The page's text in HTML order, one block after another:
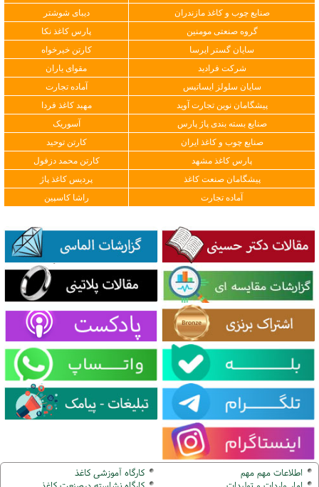
صنایع چوب و کاغذ مازندران
دیبای شوشتر
گروه صنعتی مومنین
پارس کاغذ نکا
سایان گستر ایرسا
کارتن خیرخواه
شرکت فرادید
مقوای یاران
سایان سلولز ایساتیس
آماده تجارت
پیشگامان نوین تجارت آوید
مهبد کاغذ فردا
صنایع بسته بندی پاژ پارس
آسوریک
صنایع چوب و کاغذ ایران
کارتن توحید
پارس کاغذ مشهد
کارتن محمد دزفول
پیشگامان صنعت کاغذ
پردیس کاغذ پاژ
آماده تجارت
راشا کاسپین
اطلاعات مهم مهم
کارگاه آموزشی کاغذ